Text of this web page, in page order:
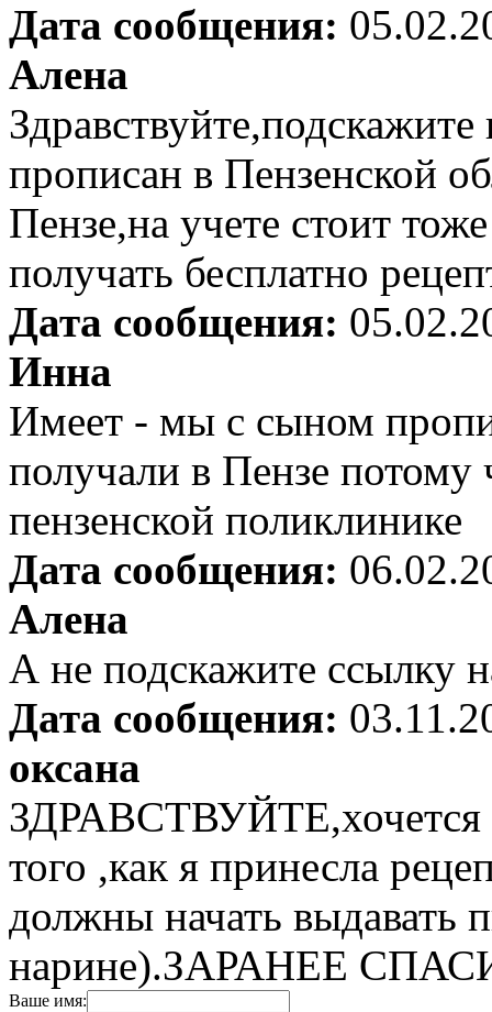
Дата сообщения:
Алена
прописан в Пензенской
Пензе,на учете стоит
получать бесплатно
Дата сообщения:
Инна
Имеет - мы с сыном
получали в Пензе
пензенской поликлинике
Дата сообщения:
Алена
А не подскажите ссылку
Дата сообщения:
оксана
ЗДРАВСТВУЙТЕ,хочется
того ,как я принесла
должны начать выдавать
нарине).ЗАРАНЕЕ
Ваше имя: